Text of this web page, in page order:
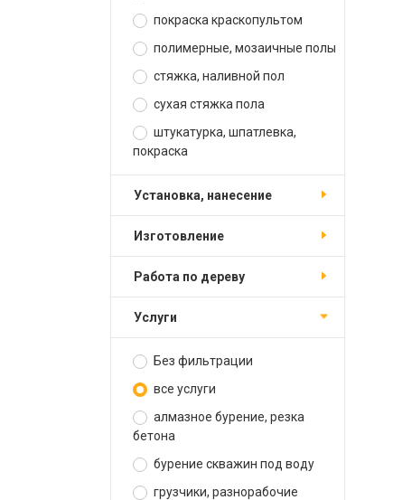
покраска краскопультом
полимерные, мозаичные полы
стяжка, наливной пол
сухая стяжка пола
штукатурка, шпатлевка,
покраска
установка, нанесение
изготовление
работа по дереву
услуги
Без фильтрации
все услуги
алмазное бурение, резка
бетона
бурение скважин под воду
грузчики, разнорабочие